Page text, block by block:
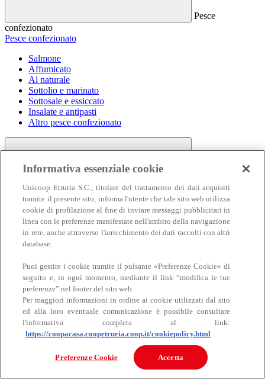
Pesce
confezionato
Pesce confezionato
Salmone
Affumicato
Al naturale
Sottolio e marinato
Sottosale e essiccato
Insalate e antipasti
Altro pesce confezionato
Carne
Carne
Bovino
Informativa essenziale cookie
Unicoop Etruria S.C., titolare del trattamento dei dati acquisiti
tramite il presente sito, informa l'utente che tale sito web utilizza
cookie di profilazione al fine di inviare messaggi pubblicitari in
linea con le preferenze manifestate nell'ambito della navigazione
in rete, anche attraverso l'arricchimento dei dati raccolti con altri
database.
Puoi gestire i cookie tramite il pulsante «Preferenze Cookie» di
seguito e, in ogni momento, mediante il link “modifica le tue
preferenze” nel footer del sito web.
Per maggiori informazioni in ordine ai cookie utilizzati dal sito
ed alla loro eventuale comunicazione è possibile consultare
l'informativa completa al link:
https://coopacasa.coopetruria.coop.it/cookiepolicy.html
Preferenze Cookie Accetta